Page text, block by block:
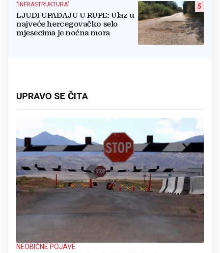
5
"INFRASTRUKTURA"
LJUDI UPADAJU U RUPE: Ulaz u
najveće hercegovačko selo
mjesecima je noćna mora
UPRAVO SE ČITA
NEOBIČNE POJAVE